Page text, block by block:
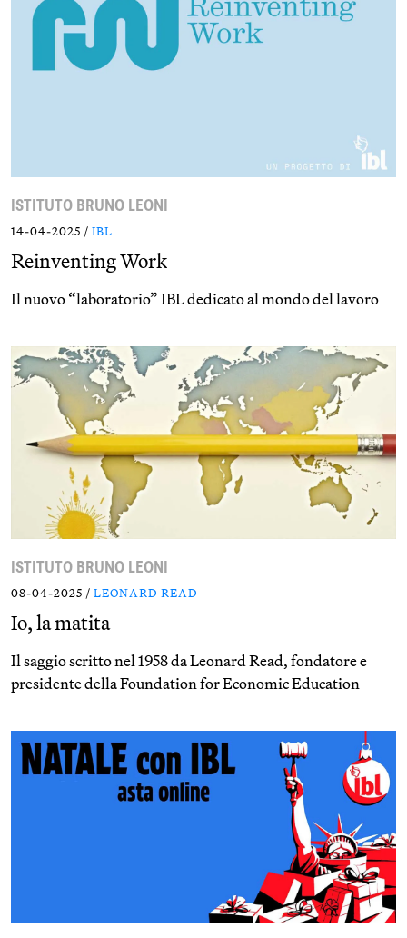
ISTITUTO BRUNO LEONI
14-04-2025 / IBL
Reinventing Work
Il nuovo “laboratorio” IBL dedicato al mondo del lavoro
ISTITUTO BRUNO LEONI
08-04-2025 / LEONARD READ
Io, la matita
Il saggio scritto nel 1958 da Leonard Read, fondatore e
presidente della Foundation for Economic Education